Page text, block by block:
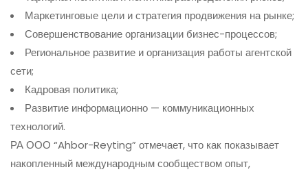
Маркетинговые цели и стратегия продвижения на рынке;
Совершенствование организации бизнес-процессов;
Региональное развитие и организация работы агентской
сети;
Кадровая политика;
Развитие информационно — коммуникационных
технологий.
РА ООО “Ahbor-Reyting” отмечает, что как показывает
накопленный международным сообществом опыт,